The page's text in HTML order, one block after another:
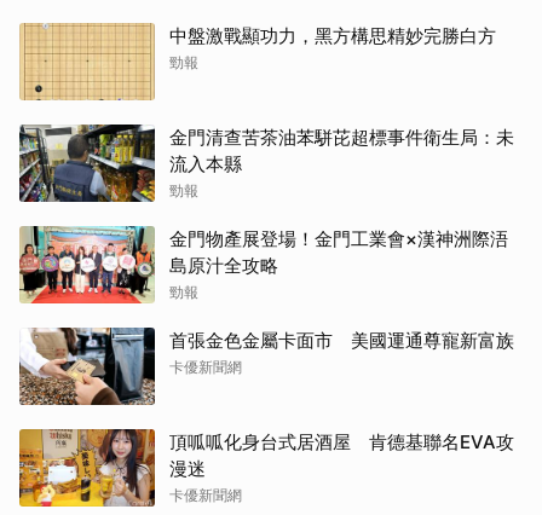
中盤激戰顯功力，黑方構思精妙完勝白方
勁報
金門清查苦茶油苯駢芘超標事件衛生局：未
流入本縣
勁報
金門物產展登場！金門工業會×漢神洲際浯
島原汁全攻略
勁報
首張金色金屬卡面市 美國運通尊寵新富族
卡優新聞網
頂呱呱化身台式居酒屋 肯德基聯名EVA攻
漫迷
卡優新聞網